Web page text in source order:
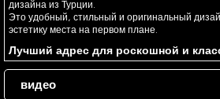
дизайна из Турции.
Это удобный, стильный и оригинальный
эстетику места на первом плане.
Лучший адрес для роскошной и
видео